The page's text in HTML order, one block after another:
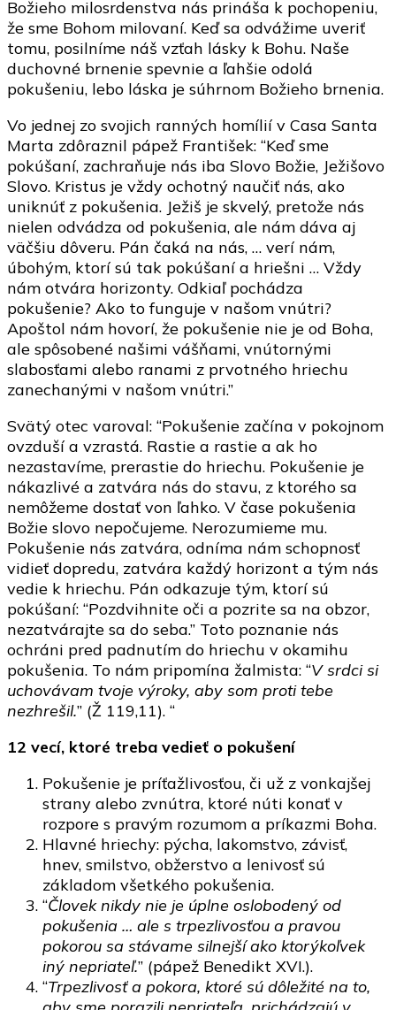
Božieho milosrdenstva nás prináša k pochopeniu,
že sme Bohom milovaní. Keď sa odvážime uveriť
tomu, posilníme náš vzťah lásky k Bohu. Naše
duchovné brnenie spevnie a ľahšie odolá
pokušeniu, lebo láska je súhrnom Božieho brnenia.
Vo jednej zo svojich ranných homílií v Casa Santa
Marta zdôraznil pápež František: “Keď sme
pokúšaní, zachraňuje nás iba Slovo Božie, Ježišovo
Slovo. Kristus je vždy ochotný naučiť nás, ako
uniknúť z pokušenia. Ježiš je skvelý, pretože nás
nielen odvádza od pokušenia, ale nám dáva aj
väčšiu dôveru. Pán čaká na nás, … verí nám,
úbohým, ktorí sú tak pokúšaní a hriešni … Vždy
nám otvára horizonty. Odkiaľ pochádza
pokušenie? Ako to funguje v našom vnútri?
Apoštol nám hovorí, že pokušenie nie je od Boha,
ale spôsobené našimi vášňami, vnútornými
slabosťami alebo ranami z prvotného hriechu
zanechanými v našom vnútri.”
Svätý otec varoval: “Pokušenie začína v pokojnom
ovzduší a vzrastá. Rastie a rastie a ak ho
nezastavíme, prerastie do hriechu. Pokušenie je
nákazlivé a zatvára nás do stavu, z ktorého sa
nemôžeme dostať von ľahko. V čase pokušenia
Božie slovo nepočujeme. Nerozumieme mu.
Pokušenie nás zatvára, odníma nám schopnosť
vidieť dopredu, zatvára každý horizont a tým nás
vedie k hriechu. Pán odkazuje tým, ktorí sú
pokúšaní: “Pozdvihnite oči a pozrite sa na obzor,
nezatvárajte sa do seba.” Toto poznanie nás
ochráni pred padnutím do hriechu v okamihu
pokušenia. To nám pripomína žalmista: “V srdci si
uchovávam tvoje výroky, aby som proti tebe
nezhrešil.” (Ž 119,11). “
12 vecí, ktoré treba vedieť o pokušení
Pokušenie je príťažlivosťou, či už z vonkajšej
strany alebo zvnútra, ktoré núti konať v
rozpore s pravým rozumom a príkazmi Boha.
Hlavné hriechy: pýcha, lakomstvo, závisť,
hnev, smilstvo, obžerstvo a lenivosť sú
základom všetkého pokušenia.
“Človek nikdy nie je úplne oslobodený od
pokušenia … ale s trpezlivosťou a pravou
pokorou sa stávame silnejší ako ktorýkoľvek
iný nepriateľ.” (pápež Benedikt XVI.).
“Trpezlivosť a pokora, ktoré sú dôležité na to,